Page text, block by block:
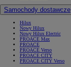
Samochody dostawcze
Hilux
Nowy Hilux
Nowy Hilux Electric
PROACE Max
PROACE
PROACE Verso
PROACE CITY
PROACE CITY Verso